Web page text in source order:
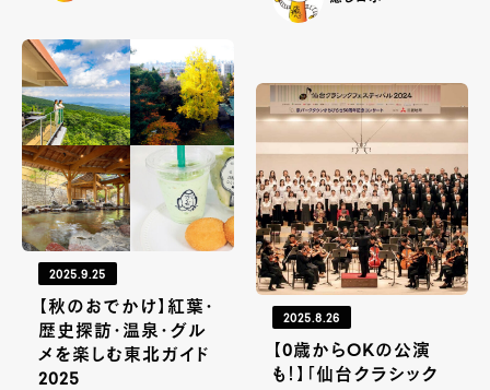
2025.9.25
【秋のおでかけ】紅葉・
歴史探訪・温泉・グル
メを楽しむ東北ガイド
2025
2025.8.26
【0歳からOKの公演
も！】「仙台クラシック